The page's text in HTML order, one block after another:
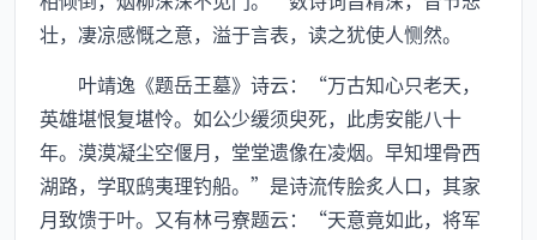
壮，凄凉感慨之意，溢于言表，读之犹使人恻然。
叶靖逸《题岳王墓》诗云：“万古知心只老天，
英雄堪恨复堪怜。如公少缓须臾死，此虏安能八十
年。漠漠凝尘空偃月，堂堂遗像在凌烟。早知埋骨西
湖路，学取鸱夷理钓船。”是诗流传脍炙人口，其家
月致馈于叶。又有林弓寮题云：“天意竟如此，将军